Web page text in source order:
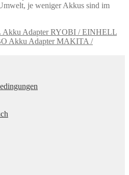
je weniger Akkus sind im
Akku Adapter RYOBI / EINHELL
Akku Adapter MAKITA /